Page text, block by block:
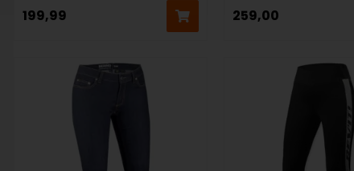
199,99
259,00